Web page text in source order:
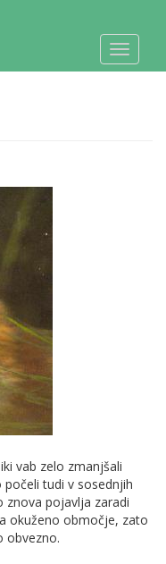
Toggle
vab zelo zmanjšali
tudi v sosednjih
znova pojavlja zaradi
okuženo območje, zato
obvezno.